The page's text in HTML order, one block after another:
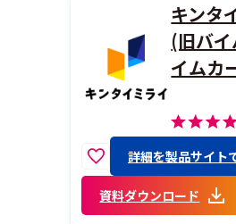
キンタ
(旧バ
イムカ
詳細を製品サイト
資料ダウンロード